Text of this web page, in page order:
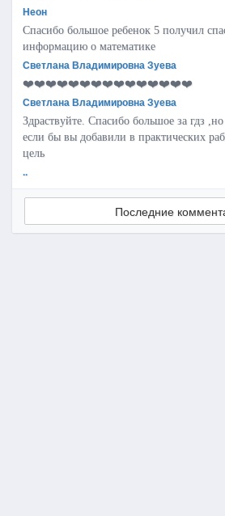
Неон
Спасибо большое ребенок 5 получил
информацию о математике
Светлана Владимировна Зуева
❤️❤️❤️❤️❤️❤️❤️❤️❤️❤️❤️❤️❤️❤️❤️
Светлана Владимировна Зуева
Здраствуйте. Спасибо большое за гдз
если бы вы добавили в практических
цель
..
Последние